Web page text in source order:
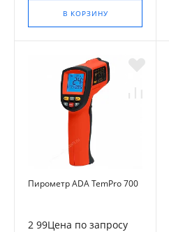
В КОРЗИНУ
Пирометр ADA TemPro 700
2 99Цена по запросу